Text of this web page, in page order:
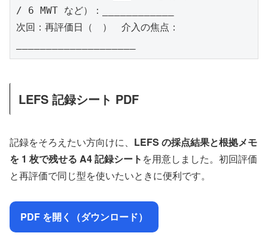
/ 6 MWT など）：____________
次回：再評価日（　）　介入の焦点：
LEFS 記録シート PDF
記録をそろえたい方向けに、 LEFS の採点結果と根拠メモ
を 1 枚で残せる A4 記録シート を用意しました。初回評価
と再評価で同じ型を使いたいときに便利です。
PDF を開く（ダウンロード）